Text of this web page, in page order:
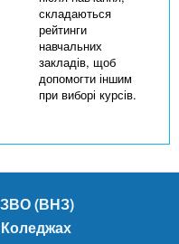
складаються
рейтинги
навчальних
закладів, щоб
допомогти іншим
при виборі курсів.
ЗВО (ВНЗ)